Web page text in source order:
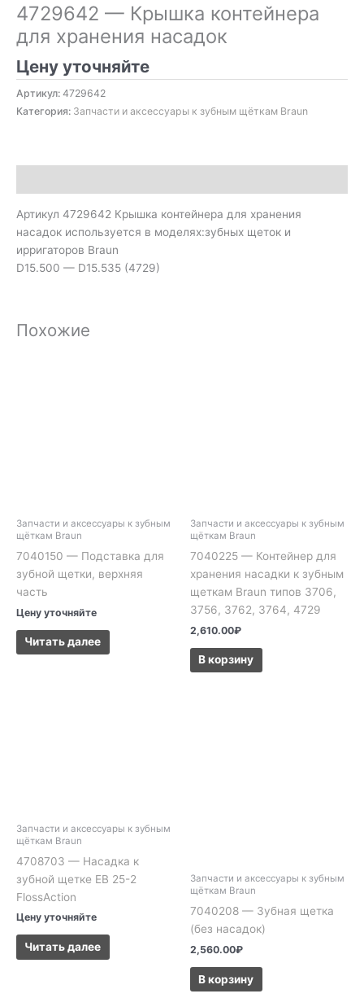
4729642 — Крышка контейнера
для хранения насадок
Цену уточняйте
Артикул: 4729642
Категория: Запчасти и аксессуары к зубным щёткам Braun
Артикул 4729642 Крышка контейнера для хранения
насадок используется в моделях:зубных щеток и
ирригаторов Braun
D15.500 — D15.535 (4729)
Похожие
Запчасти и аксессуары к зубным
щёткам Braun
7040150 — Подставка для
зубной щетки, верхняя
часть
Цену уточняйте
Читать далее
Запчасти и аксессуары к зубным
щёткам Braun
7040225 — Контейнер для
хранения насадки к зубным
щеткам Braun типов 3706,
3756, 3762, 3764, 4729
2,610.00₽
В корзину
Запчасти и аксессуары к зубным
щёткам Braun
4708703 — Насадка к
зубной щетке EB 25-2
FlossAction
Цену уточняйте
Читать далее
Запчасти и аксессуары к зубным
щёткам Braun
7040208 — Зубная щетка
(без насадок)
2,560.00₽
В корзину